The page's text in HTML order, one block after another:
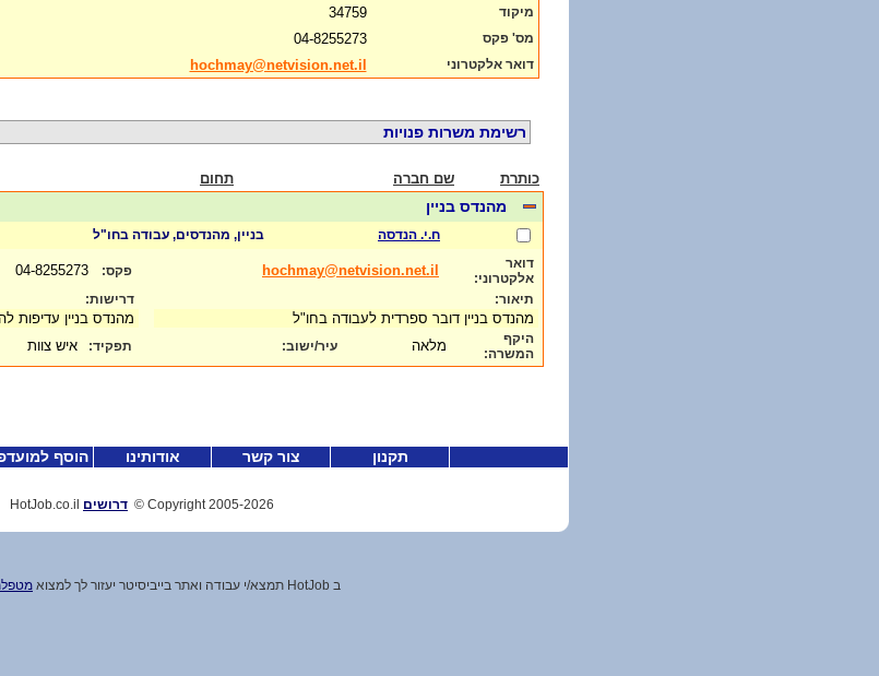
מיקוד
34759
מס' פקס 04-8255273
דואר אלקטרוני hochmay@netvision.net.il
רשימת משרות פנויות
כותרת שם חברה תחום
מהנדס בניין
ח.י. הנדסה בניין, מהנדסים, עבודה בחו"ל
דואר
אלקטרוני:
hochmay@netvision.net.il פקס:
תיאור:
מהנדס בניין דובר ספרדית לעבודה בחו"ל
דרישות:
מהנדס בניין עדיפות
היקף
המשרה:
מלאה עיר/ישוב: תפקיד: איש צוות
תקנון צור קשר אודותינו הוסף
Copyright 2005-2026
© דרושים
ב HotJob תמצא /י עבודה ואתר בייביסיטר יעזור לך למצוא